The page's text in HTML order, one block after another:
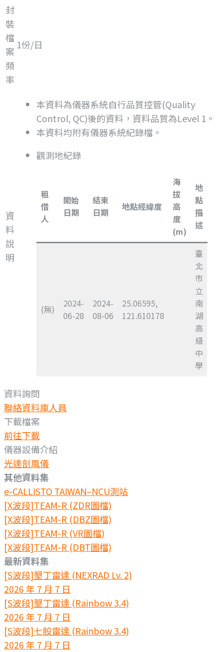
封
裝
檔
案
頻
率
1份/日
資
料
說
明
本資料為儀器系統自行品質控管(Quality
Control, QC)後的資料，資料品質為Level 1。
本資料均附有儀器系統紀錄檔。
觀測地紀錄
租
借
人
開始
日期
結束
日期
地點經緯度
海
拔
高
度
(m)
地
點
描
述
(無)
2024-
06-28
2024-
08-06
25.06595,
121.610178
臺
北
市
立
南
湖
高
級
中
學
資料詢問
聯絡資料庫人員
下載檔案
前往下載
儀器設備介紹
光達剖風儀
其他資料集
e-CALLISTO TAIWAN–NCU測站
[X波段]TEAM-R (ZDR圖檔)
[X波段]TEAM-R (DBZ圖檔)
[X波段]TEAM-R (VR圖檔)
[X波段]TEAM-R (DBT圖檔)
最新資料集
[S波段]墾丁雷達 (NEXRAD Lv. 2)
2026 年 7 月 7 日
[S波段]墾丁雷達 (Rainbow 3.4)
2026 年 7 月 7 日
[S波段]七股雷達 (Rainbow 3.4)
2026 年 7 月 7 日